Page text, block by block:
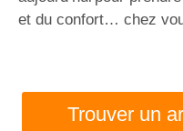
et du confort… chez
Trouver un